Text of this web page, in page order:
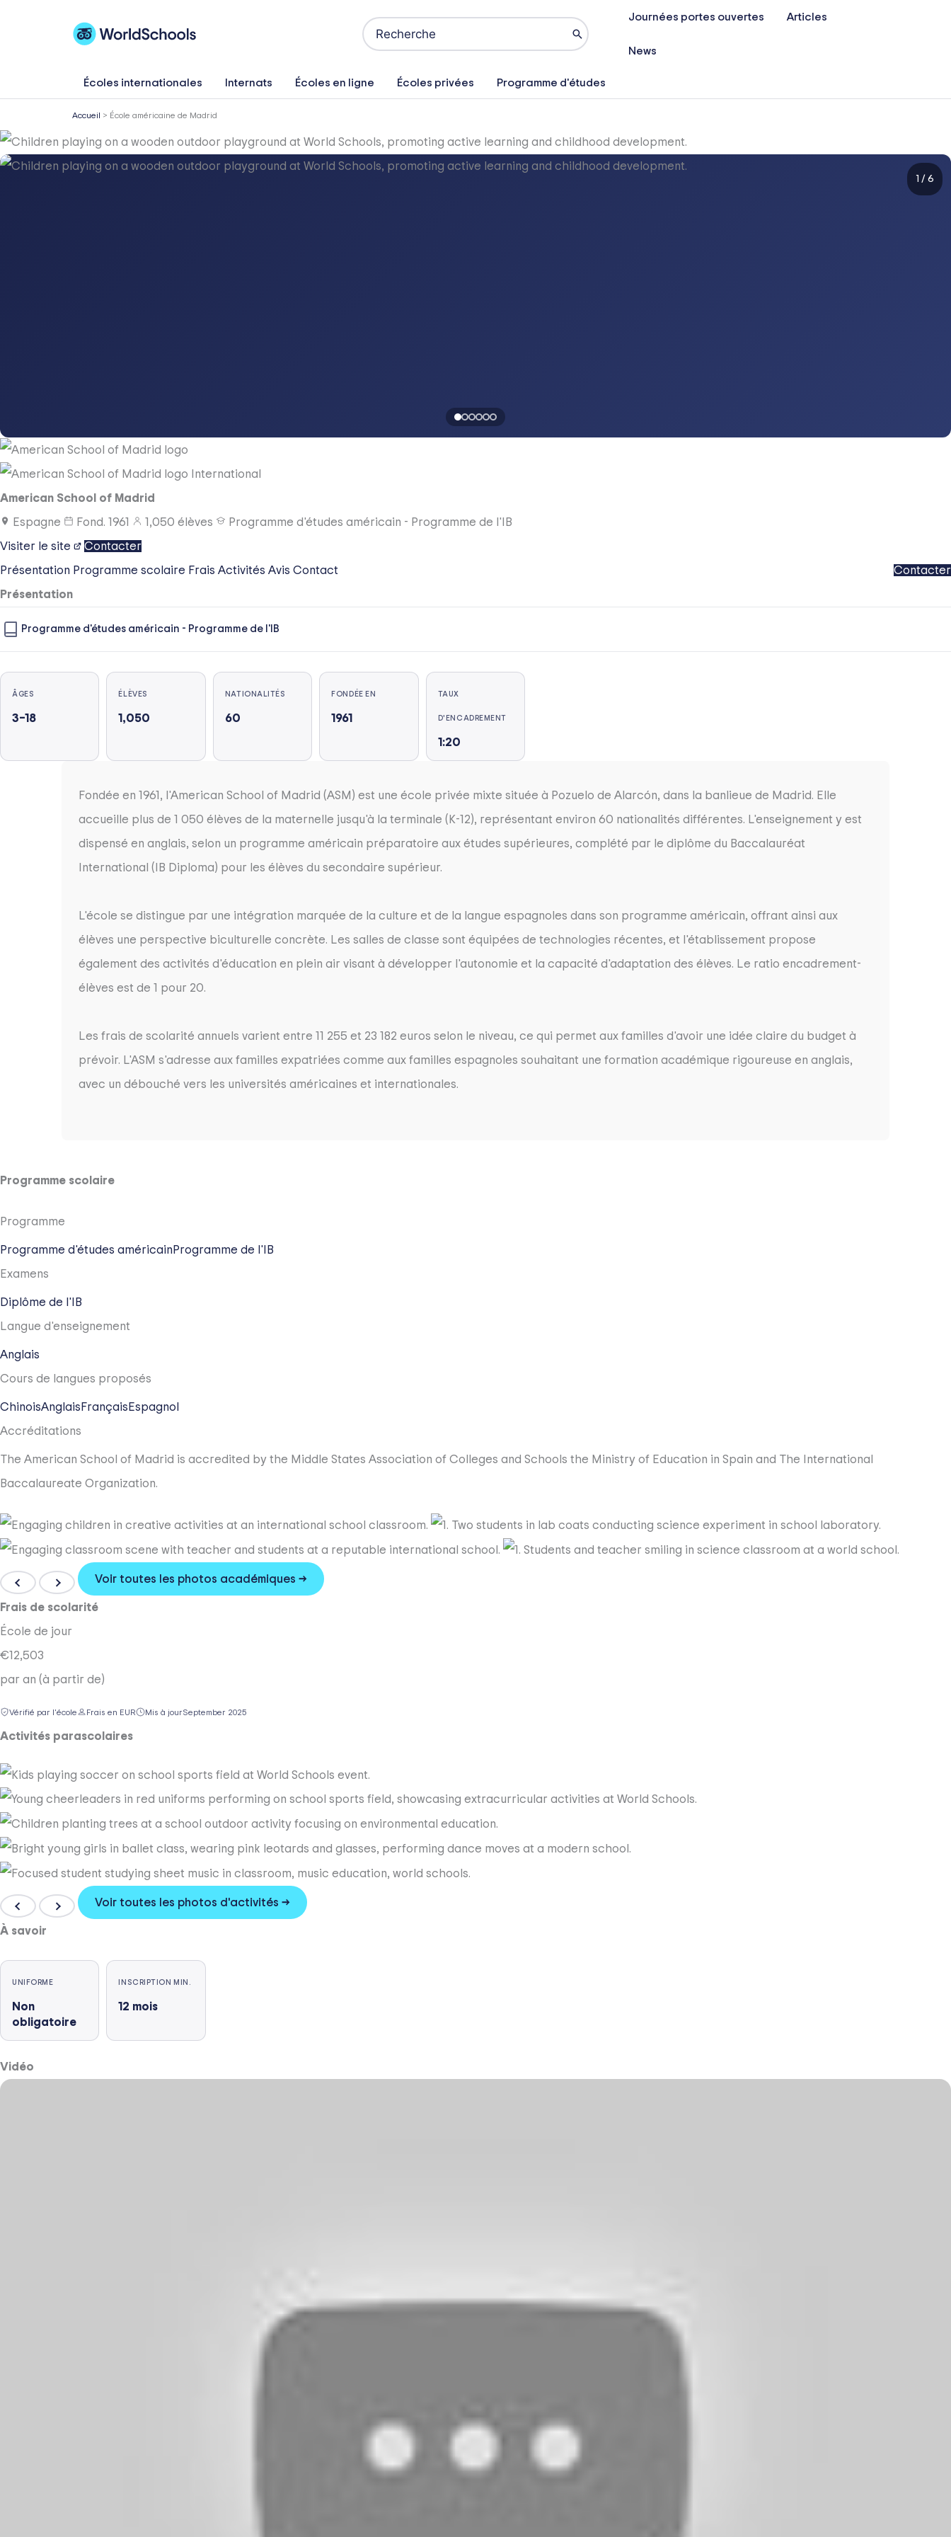
Search
for:
Journées portes ouvertes Articles
News
Écoles internationales Internats Écoles en ligne Écoles privées Programme d'études
Accueil > École américaine de Madrid
1 / 6
International
American School of Madrid
Espagne
Fond. 1961 1,050 élèves Programme d'études américain - Programme de l'IB
Visiter le site
Contacter
Présentation Programme scolaire Frais Activités Avis Contact
Contacter
Présentation
Programme d'études américain - Programme de l'IB
ÂGES
3–18
ÉLÈVES
1,050
NATIONALITÉS
60
FONDÉE EN
1961
TAUX
D'ENCADREMENT
1:20
Fondée en 1961, l'American School of Madrid (ASM) est une école privée mixte située à Pozuelo de Alarcón, dans la banlieue de Madrid. Elle
accueille plus de 1 050 élèves de la maternelle jusqu'à la terminale (K-12), représentant environ 60 nationalités différentes. L'enseignement y est
dispensé en anglais, selon un programme américain préparatoire aux études supérieures, complété par le diplôme du Baccalauréat
International (IB Diploma) pour les élèves du secondaire supérieur.
L'école se distingue par une intégration marquée de la culture et de la langue espagnoles dans son programme américain, offrant ainsi aux
élèves une perspective biculturelle concrète. Les salles de classe sont équipées de technologies récentes, et l'établissement propose
également des activités d'éducation en plein air visant à développer l'autonomie et la capacité d'adaptation des élèves. Le ratio encadrement-
élèves est de 1 pour 20.
Les frais de scolarité annuels varient entre 11 255 et 23 182 euros selon le niveau, ce qui permet aux familles d'avoir une idée claire du budget à
prévoir. L'ASM s'adresse aux familles expatriées comme aux familles espagnoles souhaitant une formation académique rigoureuse en anglais,
avec un débouché vers les universités américaines et internationales.
Programme scolaire
Programme
Programme d'études américain Programme de l'IB
Examens
Diplôme de l'IB
Langue d'enseignement
Anglais
Cours de langues proposés
ChinoisAnglais Français Espagnol
Accréditations
The American School of Madrid is accredited by the Middle States Association of Colleges and Schools the Ministry of Education in Spain and The International
Baccalaureate Organization.
Voir toutes les photos académiques →
Frais de scolarité
École de jour
€12,503
par an (à partir de)
Vérifié par l'école Frais en EUR Mis à jourSeptember 2025
Activités parascolaires
Voir toutes les photos d'activités →
À savoir
UNIFORME
Non
obligatoire
INSCRIPTION MIN.
12 mois
Vidéo